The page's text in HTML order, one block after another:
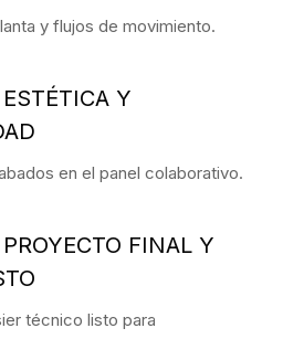
y flujos de movimiento.
Y
en el panel colaborativo.
FINAL Y
técnico listo para